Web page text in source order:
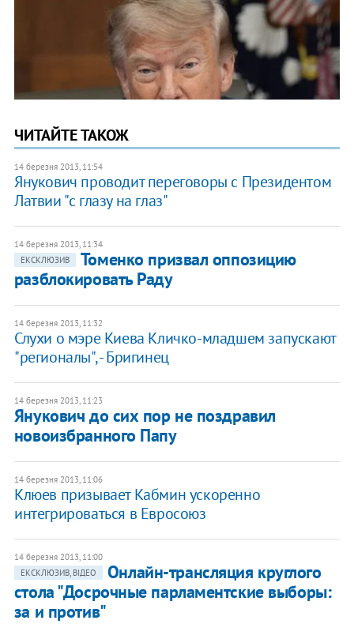
ЧИТАЙТЕ ТАКОЖ
14 березня 2013, 11:54
Янукович проводит переговоры с Президентом
Латвии "с глазу на глаз"
14 березня 2013, 11:34
ЕКСКЛЮЗИВ
Томенко призвал оппозицию
разблокировать Раду
14 березня 2013, 11:32
Слухи о мэре Киева Кличко-младшем запускают
"регионалы", - Бригинец
14 березня 2013, 11:23
Янукович до сих пор не поздравил
новоизбранного Папу
14 березня 2013, 11:06
Клюев призывает Кабмин ускоренно
интегрироваться в Евросоюз
14 березня 2013, 11:00
ЕКСКЛЮЗИВ, ВІДЕО
Онлайн-трансляция круглого
стола "Досрочные парламентские выборы:
за и против"